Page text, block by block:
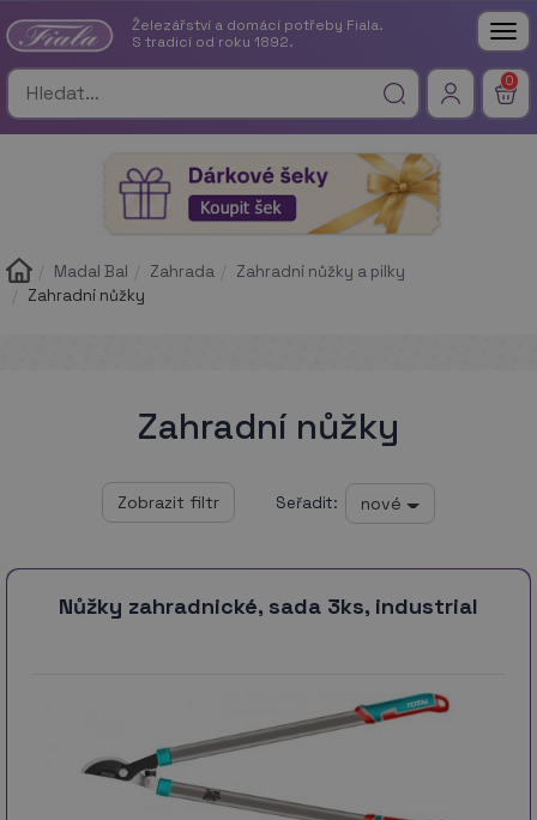
Železářství a domácí potřeby Fiala.
S tradicí od roku 1892.
0
Madal Bal Zahrada
Zahradní nůžky a pilky
Zahradní nůžky
Zahradní nůžky
Seřadit: nové
Nůžky zahradnické, sada 3ks, industrial